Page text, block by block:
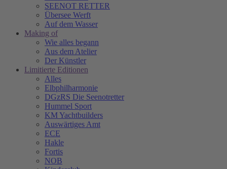
SEENOT RETTER
Übersee Werft
Auf dem Wasser
Making of
Wie alles begann
Aus dem Atelier
Der Künstler
Limitierte Editionen
Alles
Elbphilharmonie
DGzRS Die Seenotretter
Hummel Sport
KM Yachtbuilders
Auswärtiges Amt
ECE
Hakle
Fortis
NOB